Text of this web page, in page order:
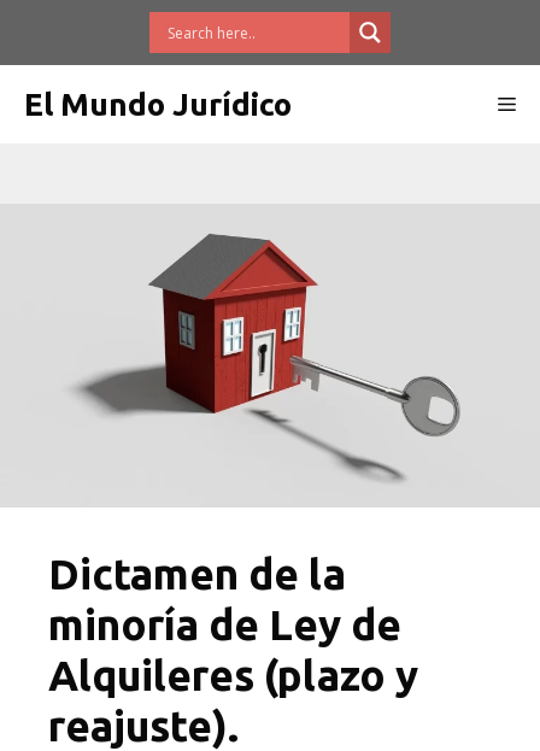
El Mundo Jurídico
Dictamen de la
minoría de Ley de
Alquileres (plazo y
reajuste).